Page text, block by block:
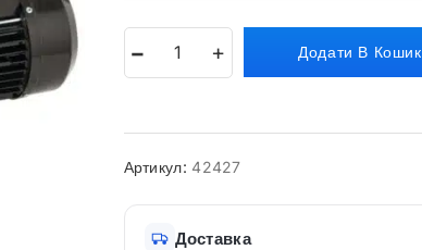
Додати В Кошик
Артикул: 42427
Доставка